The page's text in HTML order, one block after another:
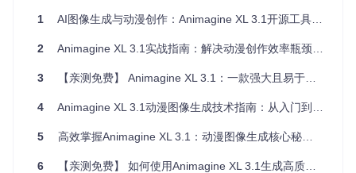
在开始前，请确保你的环境满足：
Python 3.7或更高版本
具备CUDA支持的NVIDIA显卡
1 AI图像生成与动漫创作：Animagine XL 3.1开源工具零基础教程
2 Animagine XL 3.1实战指南：解决动漫创作效率瓶颈的5个创新方案
3 【亲测免费】 Animagine XL 3.1：一款强大且易于使用的动漫风格图像生成工具
4 Animagine XL 3.1动漫图像生成技术指南：从入门到精通
5 高效掌握Animagine XL 3.1：动漫图像生成核心秘诀与全流程实践
6 【亲测免费】 如何使用Animagine XL 3.1生成高质量动漫图像